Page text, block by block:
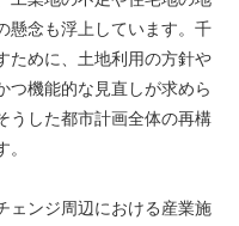
懸念も浮上しています。千
ために、土地利用の方針や
つ機能的な見直しが求めら
うした都市計画全体の再構
ェンジ周辺における産業施